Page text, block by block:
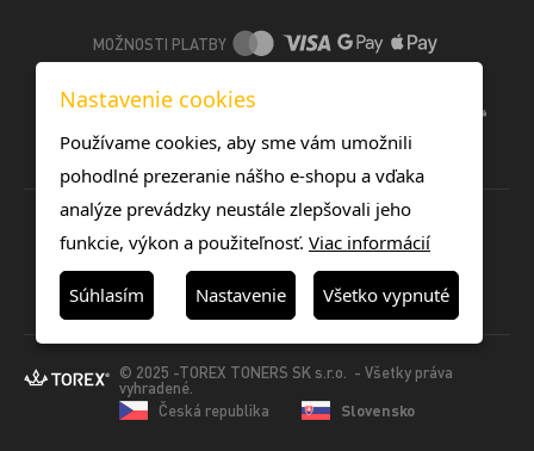
MOŽNOSTI PLATBY
© 2025 -TOREX TONERS SK s.r.o. - Všetky práva
vyhradené.
Česká republika
Slovensko
Nastavenie cookies
Používame cookies, aby sme vám umožnili
pohodlné prezeranie nášho e-shopu a vďaka
analýze prevádzky neustále zlepšovali jeho
funkcie, výkon a použiteľnosť. Viac informácií
Súhlasím Nastavenie Všetko vypnuté